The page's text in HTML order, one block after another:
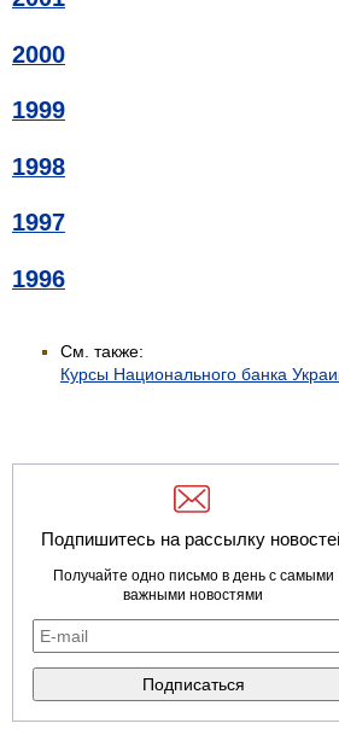
2000
1999
1998
1997
1996
См. также:
Курсы Национального банка
Подпишитесь на рассылку
Получайте одно письмо в день с самыми
важными новостями